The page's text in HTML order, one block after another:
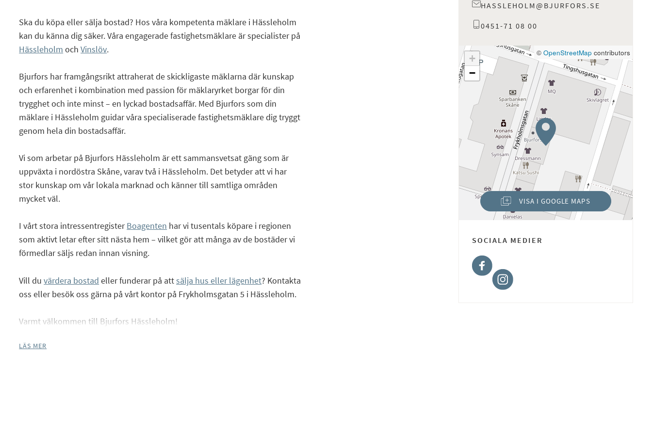
Ska du köpa eller sälja bostad? Hos våra kompetenta mäklare i Hässleholm
kan du känna dig säker. Våra engagerade fastighetsmäklare är specialister på
Hässleholm ochVinslöv.
Bjurfors har framgångsrikt attraherat de skickligaste mäklarna där kunskap
och erfarenhet i kombination med passion för mäklaryrket borgar för din
trygghet och inte minst – en lyckad bostadsaffär. Med Bjurfors som din
mäklare i Hässleholm guidar våra specialiserade fastighetsmäklare dig tryggt
genom hela din bostadsaffär.
Vi som arbetar på Bjurfors Hässleholm är ett sammansvetsat gäng som är
uppväxta i nordöstra Skåne, varav två i Hässleholm. Det betyder att vi har
stor kunskap om vår lokala marknad och känner till samtliga områden
mycket väl.
I vårt stora intressentregisterBoagenten har vi tusentals köpare i regionen
som aktivt letar efter sitt nästa hem – vilket gör att många av de bostäder vi
förmedlar säljs redan innan visning.
Vill duvärdera bostad eller funderar på attsälja hus eller lägenhet? Kontakta
oss eller besök oss gärna på vårt kontor på Frykholmsgatan 5 i Hässleholm.
Varmt välkommen till Bjurfors Hässleholm!
LÄS MER
HASSLEHOLM@BJURFORS.SE
0451-71 08 00
+
−
© OpenStreetMap contributors
VISA I GOOGLE MAPS
(ÖPPNAS I NYTT FÖNSTER)
SOCIALA MEDIER
Facebook